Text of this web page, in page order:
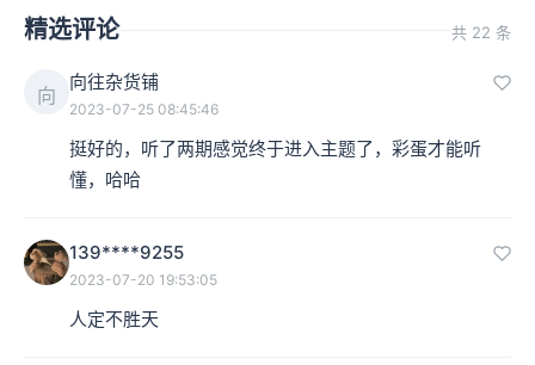
精选评论 共 22 条
向
向往杂货铺
2023-07-25 08:45:46
挺好的，听了两期感觉终于进入主题了，彩蛋才能听
懂，哈哈
139****9255
2023-07-20 19:53:05
人定不胜天